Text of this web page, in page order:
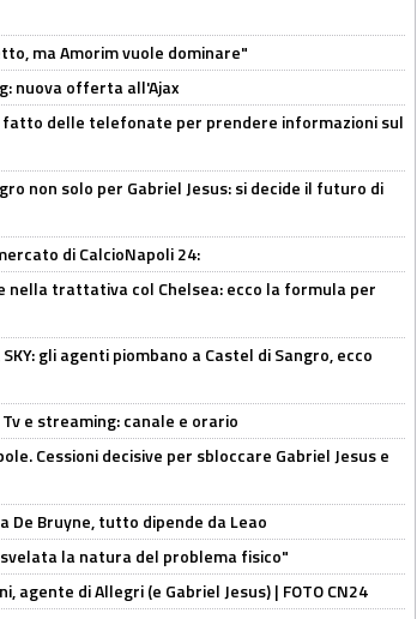
ma Amorim vuole dominare"
nuova offerta all'Ajax
fatto delle telefonate per prendere informazioni sul
non solo per Gabriel Jesus: si decide il futuro di
di CalcioNapoli 24:
nella trattativa col Chelsea: ecco la formula per
gli agenti piombano a Castel di Sangro, ecco
e streaming: canale e orario
Cessioni decisive per sbloccare Gabriel Jesus e
Bruyne, tutto dipende da Leao
la natura del problema fisico"
agente di Allegri (e Gabriel Jesus) | FOTO CN24